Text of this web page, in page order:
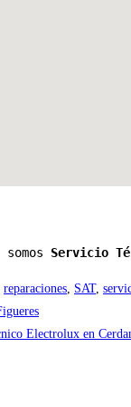
somos Servicio
reparaciones, SAT,
Electrolux en